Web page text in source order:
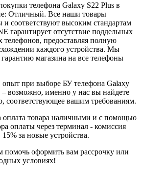
телефона Galaxy S22 Plus в
Отличный. Все наши товары
и соответствуют высоким стандартам
гарантирует отсутствие поддельных
телефонов, предоставляя полную
каждого устройства. Мы
магазина на все телефоны
опыт при выборе БУ телефона Galaxy
– возможно, именно у нас вы найдете
соответствующее вашим требованиям.
оплата товара наличными и с помощью
оплаты через терминал - комиссия
за новые устройства.
оформить вам рассрочку или
условиях!